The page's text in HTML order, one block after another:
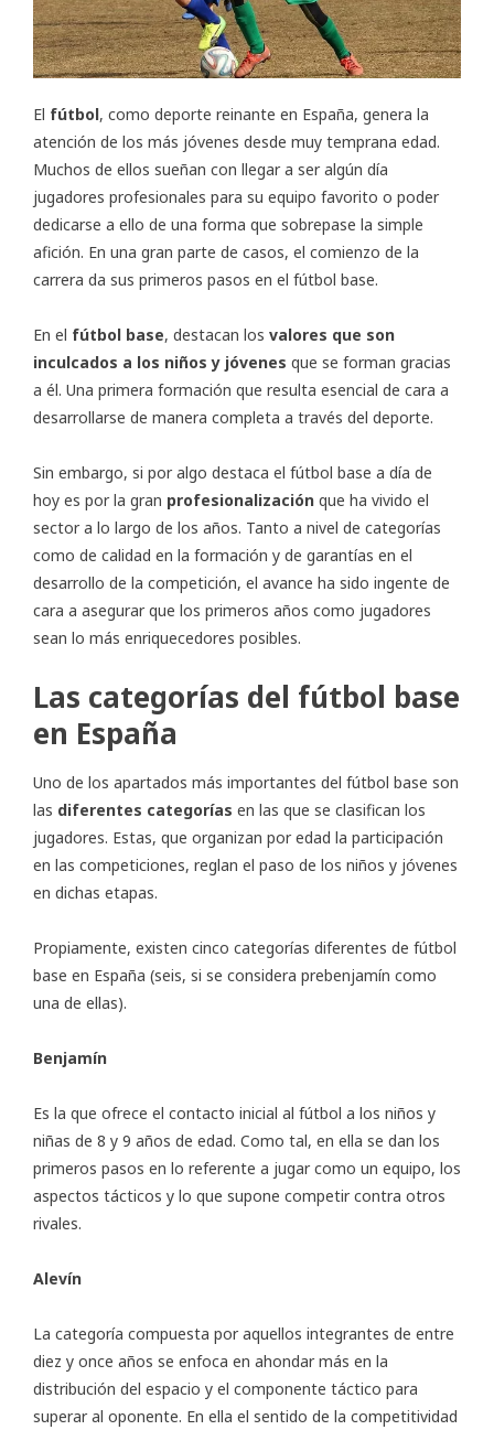
El fútbol, como deporte reinante en España, genera la
atención de los más jóvenes desde muy temprana edad.
Muchos de ellos sueñan con llegar a ser algún día
jugadores profesionales para su equipo favorito o poder
dedicarse a ello de una forma que sobrepase la simple
afición. En una gran parte de casos, el comienzo de la
carrera da sus primeros pasos en el fútbol base.
En el fútbol base, destacan los valores que son
inculcados a los niños y jóvenes que se forman gracias
a él. Una primera formación que resulta esencial de cara a
desarrollarse de manera completa a través del deporte.
Sin embargo, si por algo destaca el fútbol base a día de
hoy es por la gran profesionalización que ha vivido el
sector a lo largo de los años. Tanto a nivel de categorías
como de calidad en la formación y de garantías en el
desarrollo de la competición, el avance ha sido ingente de
cara a asegurar que los primeros años como jugadores
sean lo más enriquecedores posibles.
Las categorías del fútbol base
en España
Uno de los apartados más importantes del fútbol base son
las diferentes categorías en las que se clasifican los
jugadores. Estas, que organizan por edad la participación
en las competiciones, reglan el paso de los niños y jóvenes
en dichas etapas.
Propiamente, existen cinco categorías diferentes de fútbol
base en España (seis, si se considera prebenjamín como
una de ellas).
Benjamín
Es la que ofrece el contacto inicial al fútbol a los niños y
niñas de 8 y 9 años de edad. Como tal, en ella se dan los
primeros pasos en lo referente a jugar como un equipo, los
aspectos tácticos y lo que supone competir contra otros
rivales.
Alevín
La categoría compuesta por aquellos integrantes de entre
diez y once años se enfoca en ahondar más en la
distribución del espacio y el componente táctico para
superar al oponente. En ella el sentido de la competitividad